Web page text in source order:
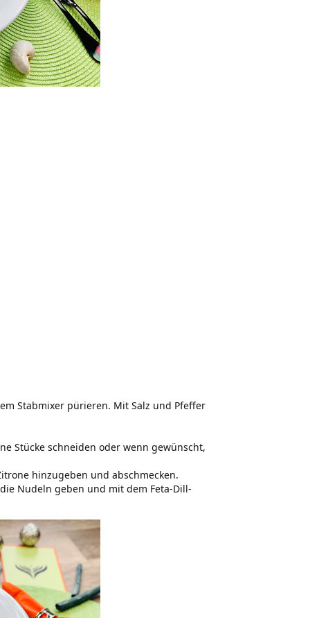
Stabmixer pürieren. Mit Salz und Pfeffer
Stücke schneiden oder wenn gewünscht,
hinzugeben und abschmecken.
Nudeln geben und mit dem Feta-Dill-